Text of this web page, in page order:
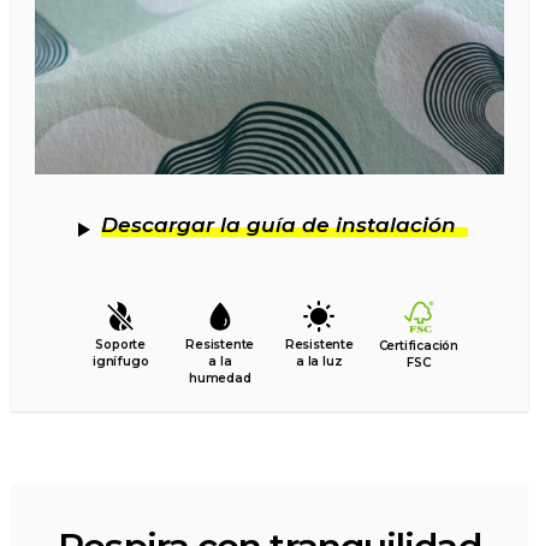
Descargar la guía de instalación
Soporte
ignífugo
Resistente
a la
humedad
Resistente
a la luz
Certificación
FSC